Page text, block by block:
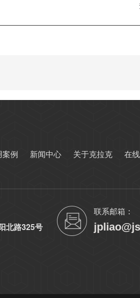
案例 新闻中心 关于克拉克 在
北路325号
联系邮箱：